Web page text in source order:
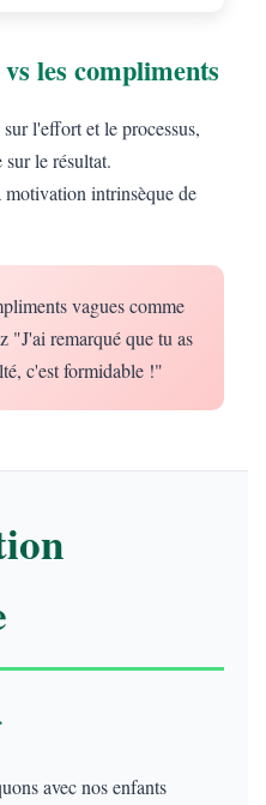
les compliments
l'effort et le processus,
le résultat.
intrinsèque de
vagues comme
"J'ai remarqué que tu as
c'est formidable !"
avec nos enfants